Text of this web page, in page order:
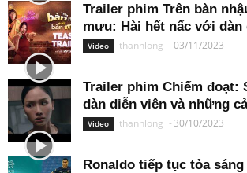
Trailer phim Trên bàn
mưu: Hài hết nấc với dàn
Video thanhlong -03/11/2023
Trailer phim Chiếm đoạt:
dàn diễn viên và những
Video thanhlong - 30/10/2023
Ronaldo tiếp tục tỏa